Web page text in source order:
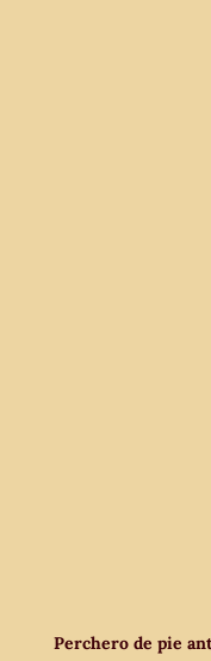
Perchero de pie